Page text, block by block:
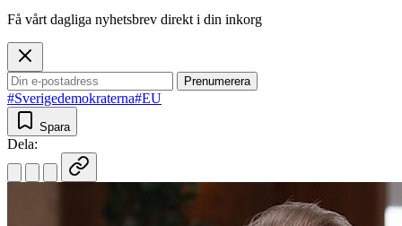
Få vårt dagliga nyhetsbrev direkt i din inkorg
Prenumerera
#Sverigedemokraterna#EU
Spara
Dela: